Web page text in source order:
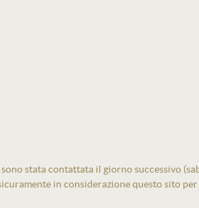
stata contattata il giorno successivo
in considerazione questo sito